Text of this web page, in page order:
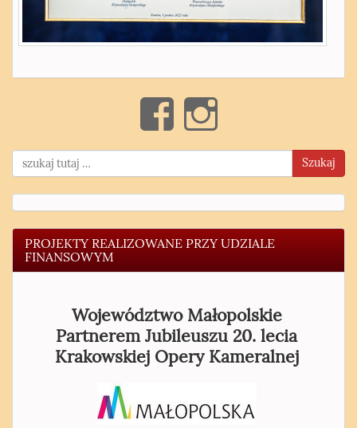
Szukaj
PROJEKTY REALIZOWANE PRZY UDZIALE
FINANSOWYM
Województwo Małopolskie
Partnerem Jubileuszu 20. lecia
Krakowskiej Opery Kameralnej